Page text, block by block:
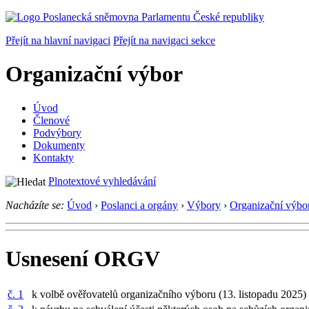
Přejít na hlavní navigaci Přejít na navigaci sekce
Organizační výbor
Úvod
Členové
Podvýbory
Dokumenty
Kontakty
Plnotextové vyhledávání
Nacházíte se: Úvod › Poslanci a orgány › Výbory › Organizační
Usnesení ORGV
č. 1
k volbě ověřovatelů organizačního výboru (13. listopadu 2025)